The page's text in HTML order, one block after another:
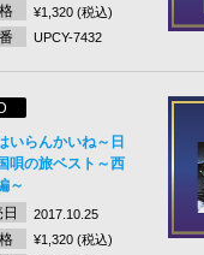
¥1,320 (税込)
UPCY-7432
いらんかいね～日
唄の旅ベスト～西
～
2017.10.25
¥1,320 (税込)